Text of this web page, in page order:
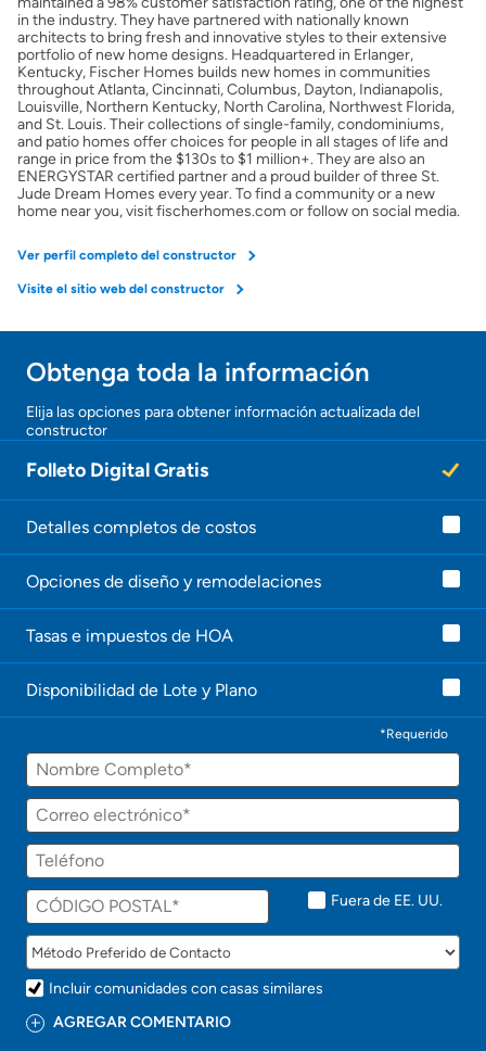
Preparar mi casa para la venta
Seguro de propietarios
Obtener ofertas por mi casa
in the industry. They have partnered with nationally known
architects to bring fresh and innovative styles to their extensive
portfolio of new home designs. Headquartered in Erlanger,
Kentucky, Fischer Homes builds new homes in communities
throughout Atlanta, Cincinnati, Columbus, Dayton, Indianapolis,
Louisville, Northern Kentucky, North Carolina, Northwest Florida,
and St. Louis. Their collections of single-family, condominiums,
and patio homes offer choices for people in all stages of life and
range in price from the $130s to $1 million+. They are also an
ENERGYSTAR certified partner and a proud builder of three St.
Jude Dream Homes every year. To find a community or a new
home near you, visit fischerhomes.com or follow on social media.
Ver perfil completo del constructor
Visite el sitio web del constructor
Obtenga toda la información
Elija las opciones para obtener información actualizada del
constructor
Folleto Digital Gratis
Detalles completos de costos
Opciones de diseño y remodelaciones
Tasas e impuestos de HOA
Disponibilidad de Lote y Plano
*Requerido
Fuera de EE. UU.
Incluir comunidades con casas similares
AGREGAR COMENTARIO